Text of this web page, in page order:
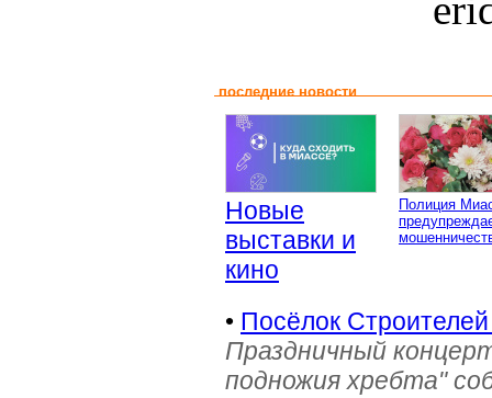
последние новости
Новые
выставки и
кино
Полиция
• Посёлок
Праздничный
подножия хребта"